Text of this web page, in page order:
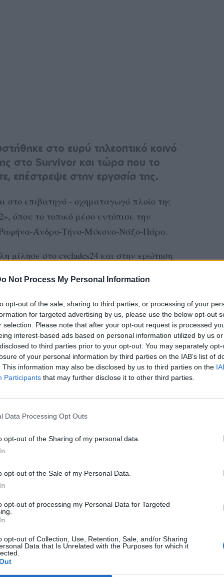
Not Process My Personal Information
opt-out of the sale, sharing to third parties, or processing of your
for targeted advertising by us, please use the below opt-out
selection. Please note that after your opt-out request is processed
interest-based ads based on personal information utilized by us
to third parties prior to your opt-out. You may separately
of your personal information by third parties on the IAB’s list of
This information may also be disclosed by us to third parties on the
Participants that may further disclose it to other third parties.
Data Processing Opt Outs
opt-out of the Sharing of my personal data.
opt-out of the Sale of my Personal Data.
opt-out of processing my Personal Data for Targeted
opt-out of Collection, Use, Retention, Sale, and/or Sharing
Data that Is Unrelated with the Purposes for which it
στο ευρύ τηλεοπτικό κοινό
στο Survivor και τώρα που το
επέστρεψε στην εργασία της.
στο επιβατηγό - οχηματαγωγό πλοίο της
όπου το τοπικό μέσο εντόπισε την
Άνδρο-Τήνο-Μύκονο-Νάξο-Πάρο.
στο cyclades24 και στην ερώτηση
της, είπε το εξής: «Δεν το άφησα
των καθηκόντων μου για να μπορέσω να
το θέμα με το Survivor και να
να βγουν φωτογραφίες μαζί μου»
πέρα το γεγονός ότι είναι αυτό που
στον εαυτό μου κάποιους στόχους και
Να καταφέρω να ολοκληρώσω το
θα προχωρήσω και θα συνεχίσω. Είμαι
και γι αυτό το λόγο είμαι εδώ
κανείς όταν τη δει, μετά τη
πως «είναι μια τουριστική γραμμή,
για μετάβαση σε διάφορα νησιά και
και εκ φόρτωση όταν βρίσκομαι κάτω
αναγνωρίζει, ή μέσα στο πλοίο για να
μου. Πάλι με αναγνωρίζουν και υπάρχει
ζητούν να βγουν φωτογραφίες μαζί μου».